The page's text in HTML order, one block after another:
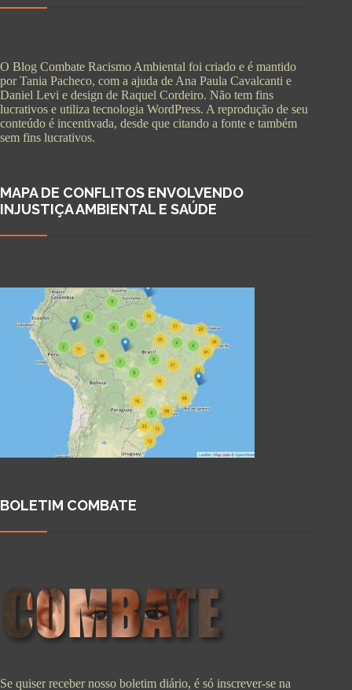
O Blog Combate Racismo Ambiental foi criado e é mantido
por Tania Pacheco, com a ajuda de Ana Paula Cavalcanti e
Daniel Levi e design de Raquel Cordeiro. Não tem fins
lucrativos e utiliza tecnologia WordPress. A reprodução de seu
conteúdo é incentivada, desde que citando a fonte e também
sem fins lucrativos.
MAPA DE CONFLITOS ENVOLVENDO
INJUSTIÇA AMBIENTAL E SAÚDE
BOLETIM COMBATE
Se quiser receber nosso boletim diário, é só inscrever-se na